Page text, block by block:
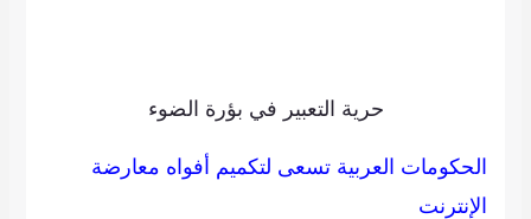
حرية التعبير في بؤرة الضوء
الحكومات العربية تسعى لتكميم أفواه معارضة
الإنترنت